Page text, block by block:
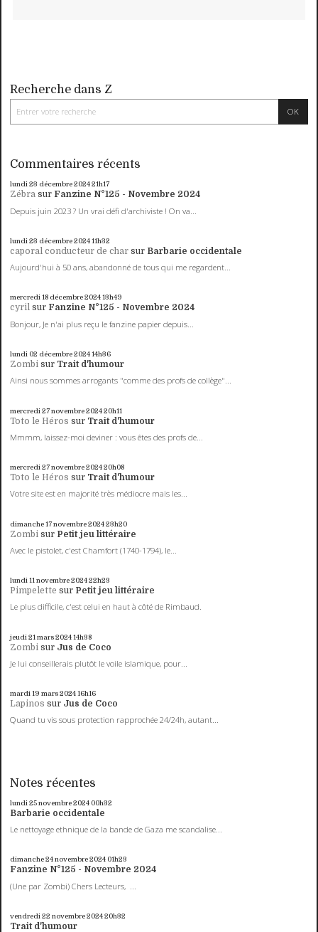
Recherche dans Z
Commentaires récents
lundi 23 décembre 202421h17
Zébra sur Fanzine N°125 - Novembre 2024
Depuis juin 2023 ? Un vrai défi d'archiviste ! On va...
lundi 23 décembre 202411h32
caporal conducteur de char sur Barbarie occidentale
Aujourd'hui à 50 ans, abandonné de tous qui me regardent...
mercredi 18 décembre 202413h49
cyril sur Fanzine N°125 - Novembre 2024
Bonjour, Je n'ai plus reçu le fanzine papier depuis...
lundi 02 décembre 202414h36
Zombi sur Trait d'humour
Ainsi nous sommes arrogants "comme des profs de collège"...
mercredi 27novembre 202420h11
Toto le Héros sur Trait d'humour
Mmmm, laissez-moi deviner : vous êtes des profs de...
mercredi 27novembre 202420h08
Toto le Héros sur Trait d'humour
Votre site est en majorité très médiocre mais les...
dimanche 17novembre 202423h20
Zombi sur Petit jeu littéraire
Avec le pistolet, c'est Chamfort (1740-1794), le...
lundi 11novembre 202422h23
Pimpelette sur Petit jeu littéraire
Le plus difficile, c'est celui en haut à côté de Rimbaud.
jeudi 21 mars 202414h38
Zombi sur Jus de Coco
Je lui conseillerais plutôt le voile islamique, pour...
mardi 19 mars 202416h16
Lapinos sur Jus de Coco
Quand tu vis sous protection rapprochée 24/24h, autant...
Notes récentes
lundi 25novembre 2024 00h32
Barbarie occidentale
Le nettoyage ethnique de la bande de Gaza me scandalise...
dimanche 24novembre 2024 01h23
Fanzine N°125 - Novembre 2024
(Une par Zombi) Chers Lecteurs, ...
vendredi 22 novembre 202420h32
Trait d'humour